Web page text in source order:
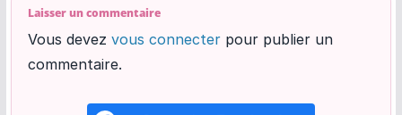
Laisser un commentaire
Vous devez vous connecterpour publier un
commentaire.